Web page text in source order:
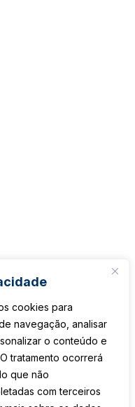
cookies para
navegação, analisar
o conteúdo e
tratamento ocorrerá
que não
com terceiros